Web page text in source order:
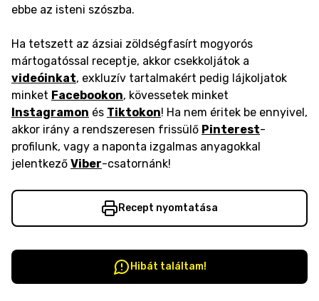
ebbe az isteni szószba.
Ha tetszett az ázsiai zöldségfasírt mogyorós
mártogatóssal receptje, akkor csekkoljátok a
videóinkat, exkluzív tartalmakért pedig lájkoljatok
minket Facebookon, kövessetek minket
Instagramon és Tiktokon! Ha nem éritek be ennyivel,
akkor irány a rendszeresen frissülő Pinterest-
profilunk, vagy a naponta izgalmas anyagokkal
jelentkező Viber-csatornánk!
Recept nyomtatása
Hibát találtam!